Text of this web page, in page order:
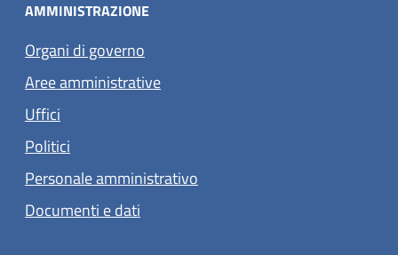
AMMINISTRAZIONE
Organi di governo
Aree amministrative
Uffici
Politici
Personale amministrativo
Documenti e dati